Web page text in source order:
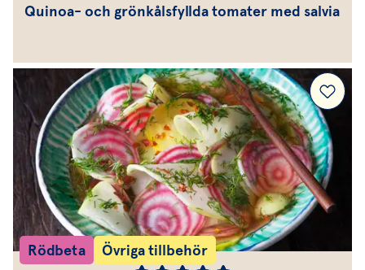
Quinoa- och grönkålsfyllda tomater med salvia
Rödbeta Övriga tillbehör